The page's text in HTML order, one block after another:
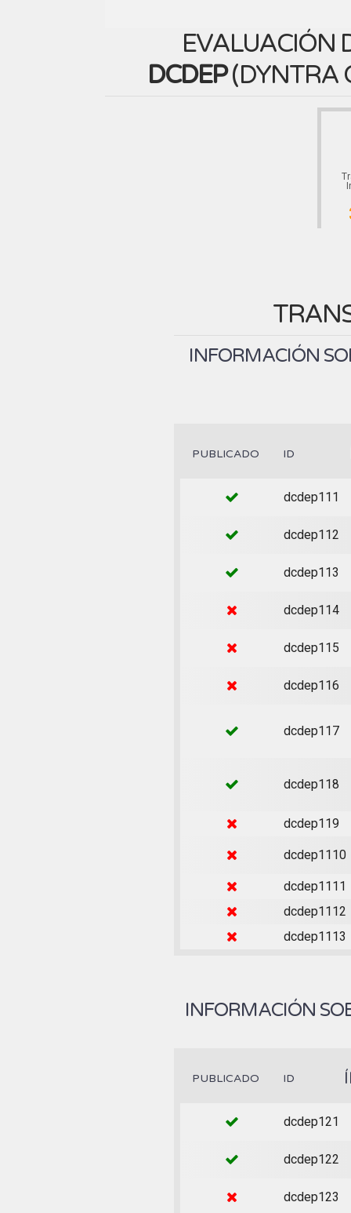
EVALUACIÓN
DCDEP(DYNTRA
INFORMACIÓN
PUBLICADO ID
dcdep111
dcdep112
dcdep113
dcdep114
dcdep115
dcdep116
dcdep117
dcdep118
dcdep119
dcdep1110
dcdep1111
dcdep1112
dcdep1113
INFORMACIÓN
PUBLICADO ID
dcdep121
dcdep122
dcdep123